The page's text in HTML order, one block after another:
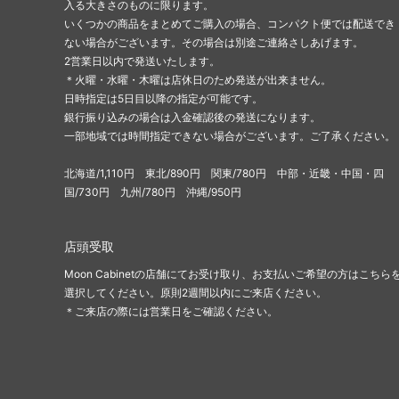
入る大きさのものに限ります。
いくつかの商品をまとめてご購入の場合、コンパクト便では配送でき
ない場合がございます。その場合は別途ご連絡さしあげます。
2営業日以内で発送いたします。
＊火曜・水曜・木曜は店休日のため発送が出来ません。
日時指定は5日目以降の指定が可能です。
銀行振り込みの場合は入金確認後の発送になります。
一部地域では時間指定できない場合がございます。ご了承ください。
北海道/1,110円 東北/890円 関東/780円 中部・近畿・中国・四
国/730円 九州/780円 沖縄/950円
店頭受取
Moon Cabinetの店舗にてお受け取り、お支払いご希望の方はこちら
選択してください。原則2週間以内にご来店ください。
＊ご来店の際には営業日をご確認ください。